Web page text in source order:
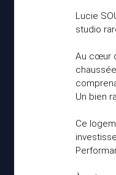
Lucie
studio
Au cœur
Un bien
Ce